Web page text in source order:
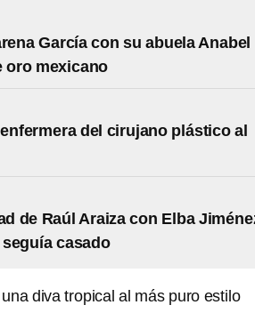
García con su abuela Anabel
oro mexicano
del cirujano plástico al
de Raúl Araiza con Elba
casado
diva tropical al más puro estilo